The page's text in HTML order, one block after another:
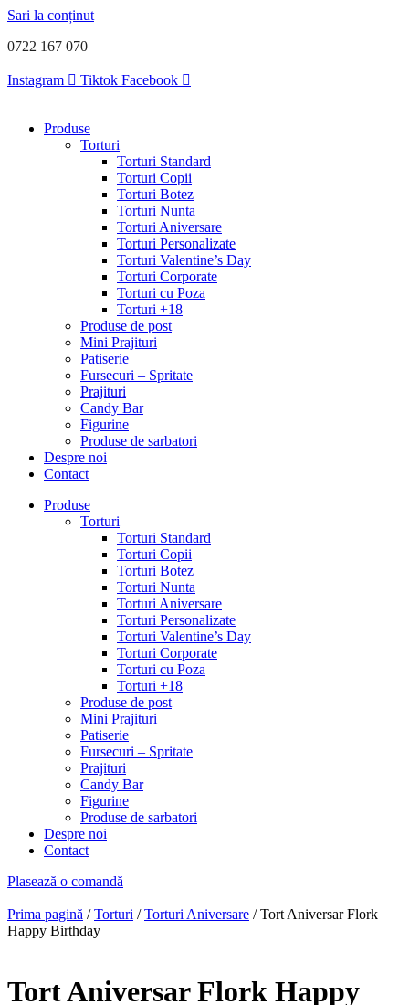
Sari la conținut
0722 167 070
Instagram Tiktok Facebook
Produse
Torturi
Torturi Standard
Torturi Copii
Torturi Botez
Torturi Nunta
Torturi Aniversare
Torturi Personalizate
Torturi Valentine’s Day
Torturi Corporate
Torturi cu Poza
Torturi +18
Produse de post
Mini Prajituri
Patiserie
Fursecuri – Spritate
Prajituri
Candy Bar
Figurine
Produse de sarbatori
Despre noi
Contact
Produse
Torturi
Torturi Standard
Torturi Copii
Torturi Botez
Torturi Nunta
Torturi Aniversare
Torturi Personalizate
Torturi Valentine’s Day
Torturi Corporate
Torturi cu Poza
Torturi +18
Produse de post
Mini Prajituri
Patiserie
Fursecuri – Spritate
Prajituri
Candy Bar
Figurine
Produse de sarbatori
Despre noi
Contact
Plasează o comandă
Prima pagină /Torturi /Torturi Aniversare / Tort Aniversar Flork
Happy Birthday
Tort Aniversar Flork Happy